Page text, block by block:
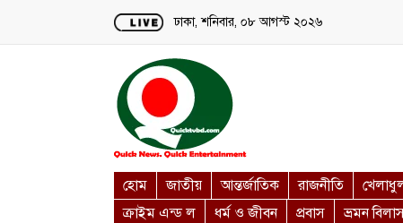
Loading...
ঢাকা, শনিবার, ০৮ আগস্ট ২০২৬
হোম জাতীয় আন্তর্জাতিক রাজনীতি
ক্রাইম এন্ড ল
ধর্ম ও জীবন প্রবাস ভ্রমন